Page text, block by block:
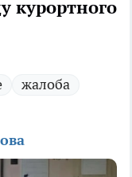
курортного
жалоба